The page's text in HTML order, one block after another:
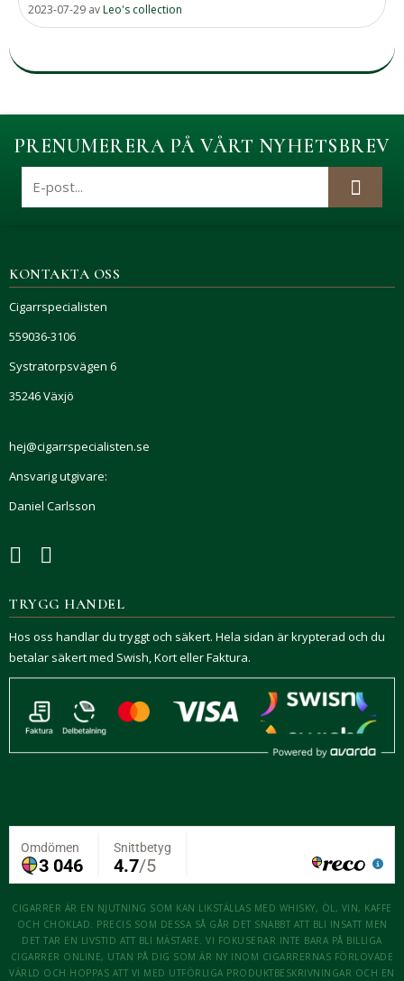
2023-07-29 avLeo's collection
PRENUMERERA PÅ VÅRT NYHETSBREV
KONTAKTA OSS
Cigarrspecialisten
559036-3106
Systratorpsvägen 6
35246 Växjö
hej@cigarrspecialisten.se
Ansvarig utgivare:
Daniel Carlsson
TRYGG HANDEL
Hos oss handlar du tryggt och säkert. Hela sidan är krypterad och du
betalar säkert med Swish, Kort eller Faktura.
CIGARRER ÄR EN NJUTNING SOM KAN LIKSTÄLLAS MED WHISKY, ÖL, VIN, KAFFE
OCH CHOKLAD. PRECIS SOM DESSA SÅ GÅR DET SNABBT ATT BLI INSATT MEN
DET TAR EN LIVSTID ATT BLI MÄSTARE. VI FOKUSERAR INTE BARA PÅ BILLIGA
CIGARRER ONLINE, UTAN PÅ DIG SOM ÄR NY INOM CIGARRERNAS FÖRLOVADE
VÄRLD OCH HOPPAS ATT VI MED UTFÖRLIGA PRODUKTBESKRIVNINGAR OCH EN